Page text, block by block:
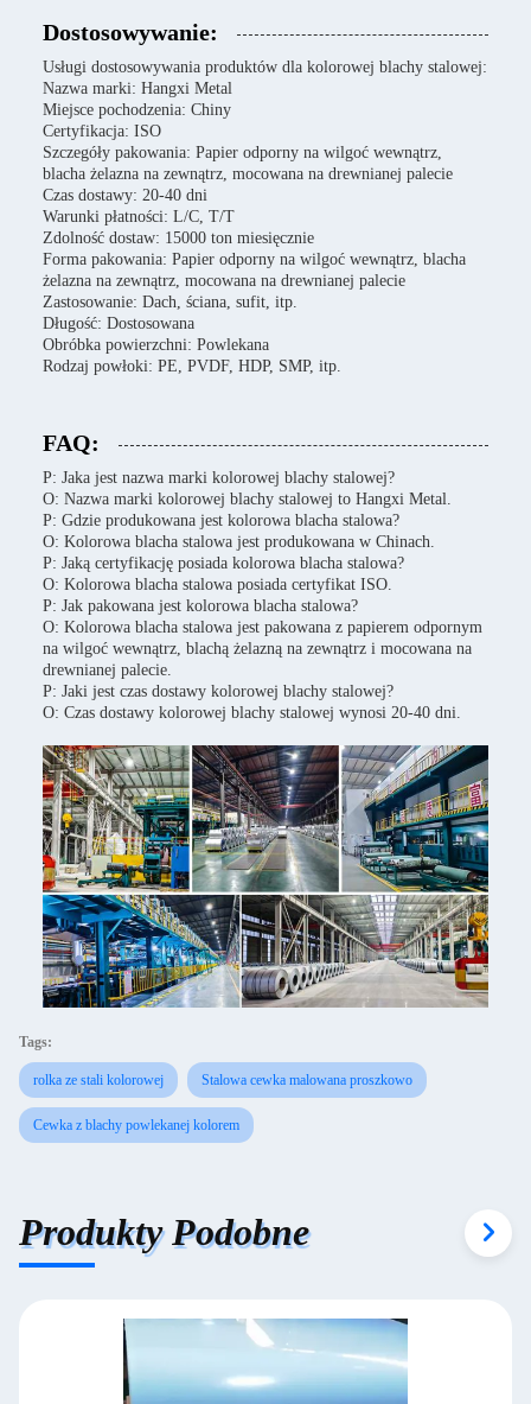
Dostosowywanie:
Usługi dostosowywania produktów dla kolorowej blachy stalowej:
Nazwa marki: Hangxi Metal
Miejsce pochodzenia: Chiny
Certyfikacja: ISO
Szczegóły pakowania: Papier odporny na wilgoć wewnątrz,
blacha żelazna na zewnątrz, mocowana na drewnianej palecie
Czas dostawy: 20-40 dni
Warunki płatności: L/C, T/T
Zdolność dostaw: 15000 ton miesięcznie
Forma pakowania: Papier odporny na wilgoć wewnątrz, blacha
żelazna na zewnątrz, mocowana na drewnianej palecie
Zastosowanie: Dach, ściana, sufit, itp.
Długość: Dostosowana
Obróbka powierzchni: Powlekana
Rodzaj powłoki: PE, PVDF, HDP, SMP, itp.
FAQ:
P: Jaka jest nazwa marki kolorowej blachy stalowej?
O: Nazwa marki kolorowej blachy stalowej to Hangxi Metal.
P: Gdzie produkowana jest kolorowa blacha stalowa?
O: Kolorowa blacha stalowa jest produkowana w Chinach.
P: Jaką certyfikację posiada kolorowa blacha stalowa?
O: Kolorowa blacha stalowa posiada certyfikat ISO.
P: Jak pakowana jest kolorowa blacha stalowa?
O: Kolorowa blacha stalowa jest pakowana z papierem odpornym
na wilgoć wewnątrz, blachą żelazną na zewnątrz i mocowana na
drewnianej palecie.
P: Jaki jest czas dostawy kolorowej blachy stalowej?
O: Czas dostawy kolorowej blachy stalowej wynosi 20-40 dni.
Tags:
rolka ze stali kolorowej Stalowa cewka malowana proszkowo
Cewka z blachy powlekanej kolorem
Produkty Podobne